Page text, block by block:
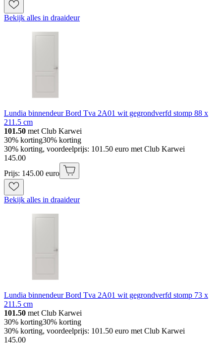
Bekijk alles in draaideur
Lundia binnendeur Bord Tva 2A01 wit gegrondverfd stomp 88 x
211.5 cm
101.50 met Club Karwei
30% korting30% korting
30% korting, voordeelprijs: 101.50 euro met Club Karwei
145.00
Prijs: 145.00 euro
Bekijk alles in draaideur
Lundia binnendeur Bord Tva 2A01 wit gegrondverfd stomp 73 x
211.5 cm
101.50 met Club Karwei
30% korting30% korting
30% korting, voordeelprijs: 101.50 euro met Club Karwei
145.00